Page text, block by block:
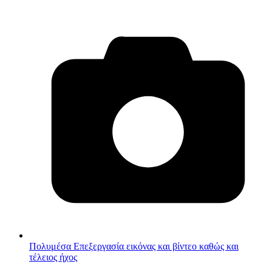
Πολυμέσα Επεξεργασία εικόνας και βίντεο καθώς και
τέλειος ήχος